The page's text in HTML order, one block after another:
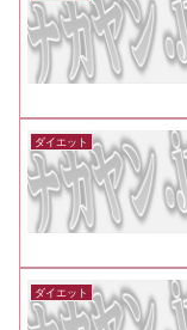
ダイエット
ダイエット